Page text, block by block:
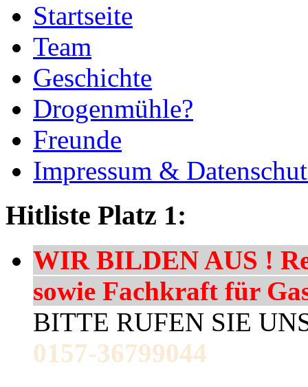
Startseite
Team
Geschichte
Drogenmühle?
Freunde
Impressum &
Hitliste Platz 1:
WIR BILDEN AUS !
sowie Fachkraft für
BITTE RUFEN SIE
0157-36799044